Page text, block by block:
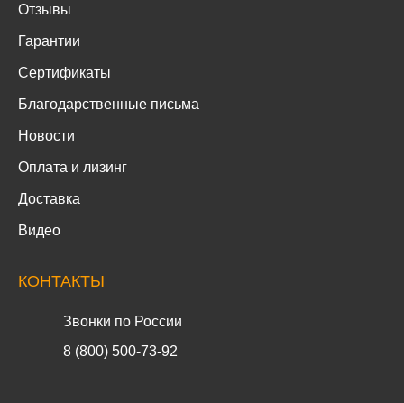
Отзывы
Гарантии
Сертификаты
Благодарственные письма
Новости
Оплата и лизинг
Доставка
Видео
КОНТАКТЫ
Звонки по России
8 (800) 500-73-92